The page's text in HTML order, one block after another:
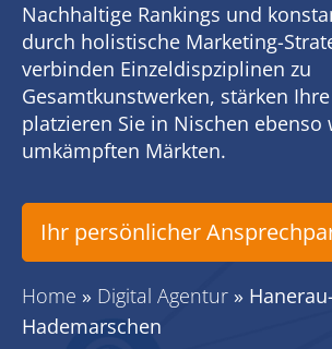
Nachhaltige Rankings und
durch holistische Marketing-
verbinden Einzeldispziplinen zu
Gesamtkunstwerken, stärken
platzieren Sie in Nischen ebenso
umkämpften Märkten.
Ihr persönlicher
Home » Digital Agentur » Hanerau-
Hademarschen